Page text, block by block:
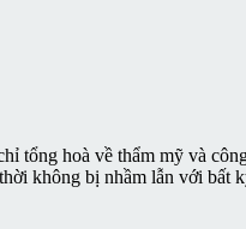
tổng hoà về thẩm mỹ và
không bị nhầm lẫn với bất